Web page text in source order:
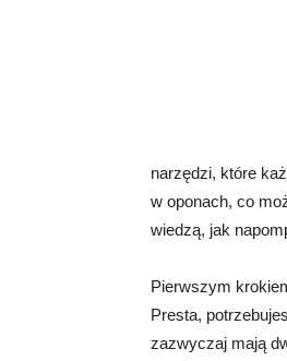
narzędzi, które
w oponach, co
wiedzą, jak
Pierwszym
Presta,
zazwyczaj mają